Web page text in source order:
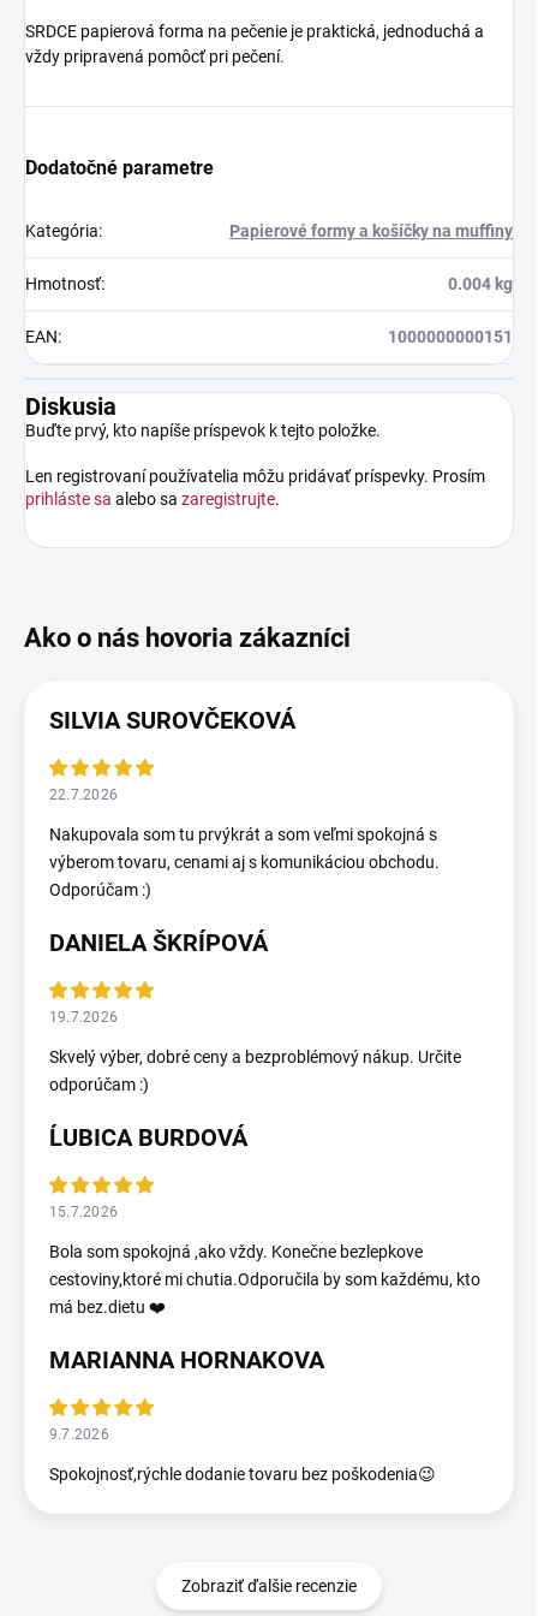
SRDCE papierová forma na pečenie je praktická, jednoduchá a
vždy pripravená pomôcť pri pečení.
Dodatočné parametre
Kategória: Papierové formy a košíčky na muffiny
Hmotnosť: 0.004 kg
EAN: 1000000000151
Diskusia
Buďte prvý, kto napíše príspevok k tejto položke.
Len registrovaní používatelia môžu pridávať príspevky. Prosím
prihláste sa alebo sa zaregistrujte.
SILVIA SUROVČEKOVÁ
22.7.2026
Nakupovala som tu prvýkrát a som veľmi spokojná s
výberom tovaru, cenami aj s komunikáciou obchodu.
Odporúčam :)
DANIELA ŠKRÍPOVÁ
19.7.2026
Skvelý výber, dobré ceny a bezproblémový nákup. Určite
odporúčam :)
ĹUBICA BURDOVÁ
15.7.2026
Bola som spokojná ,ako vždy. Konečne bezlepkove
cestoviny,ktoré mi chutia.Odporučila by som každému, kto
má bez.dietu ❤️
MARIANNA HORNAKOVA
9.7.2026
Spokojnosť,rýchle dodanie tovaru bez poškodenia😉
Zobraziť ďalšie recenzie